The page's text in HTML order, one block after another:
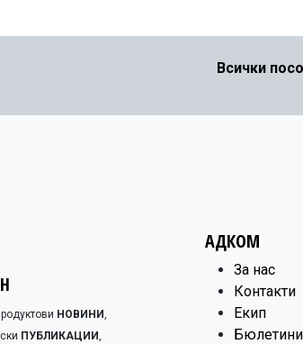
Всички
НОВИНИ,
ПУБЛИКАЦИИ,
АДКОМ
​За нас
Контакти
Екип
Бюлетини